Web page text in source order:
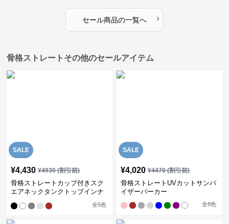
セール商品の一覧へ ›
骨格ストレートその他のセールアイテム
SALE
¥4,430 ¥4930(割引前)
骨格ストレートカップ付きスク
エアネックタンクトップインナ
全5色
SALE
¥4,020 ¥4470(割引前)
骨格ストレートUVカットサンバ
イザーパーカー
全8色